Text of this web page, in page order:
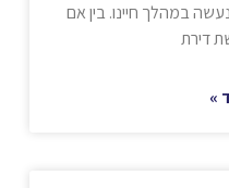
במהלך חיינו. בין אם
דירת
»